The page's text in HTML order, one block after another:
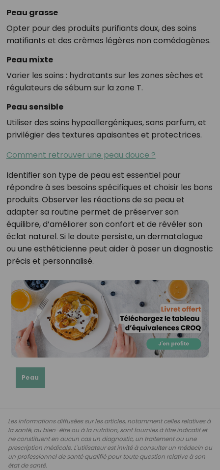
Peau grasse
Opter pour des produits purifiants doux, des soins
matifiants et des crèmes légères non comédogènes.
Peau mixte
Varier les soins : hydratants sur les zones sèches et
régulateurs de sébum sur la zone T.
Peau sensible
Utiliser des soins hypoallergéniques, sans parfum, et
privilégier des textures apaisantes et protectrices.
Comment retrouver une peau douce ?
Identifier son type de peau est essentiel pour
répondre à ses besoins spécifiques et choisir les bons
produits. Observer les réactions de sa peau et
adapter sa routine permet de préserver son
équilibre, d’améliorer son confort et de révéler son
éclat naturel. Si le doute persiste, un dermatologue
ou une esthéticienne peut aider à poser un diagnostic
précis et personnalisé.
Peau
Les informations diffusées sur les articles, notamment celles relatives à
la santé, au bien-être ou à la nutrition, sont fournies à titre indicatif et
ne constituent en aucun cas un diagnostic, un traitement ou une
prescription médicale. L'utilisateur est invité à consulter un médecin ou
un professionnel de santé qualifié pour toute question relative à son
état de santé.